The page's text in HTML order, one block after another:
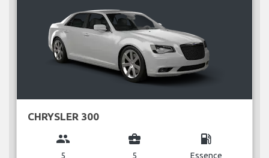
CHRYSLER 300
group
5
business_center
5
local_gas_station
Essence